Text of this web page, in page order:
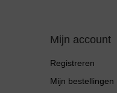
Mijn account
Registreren
Mijn bestellingen